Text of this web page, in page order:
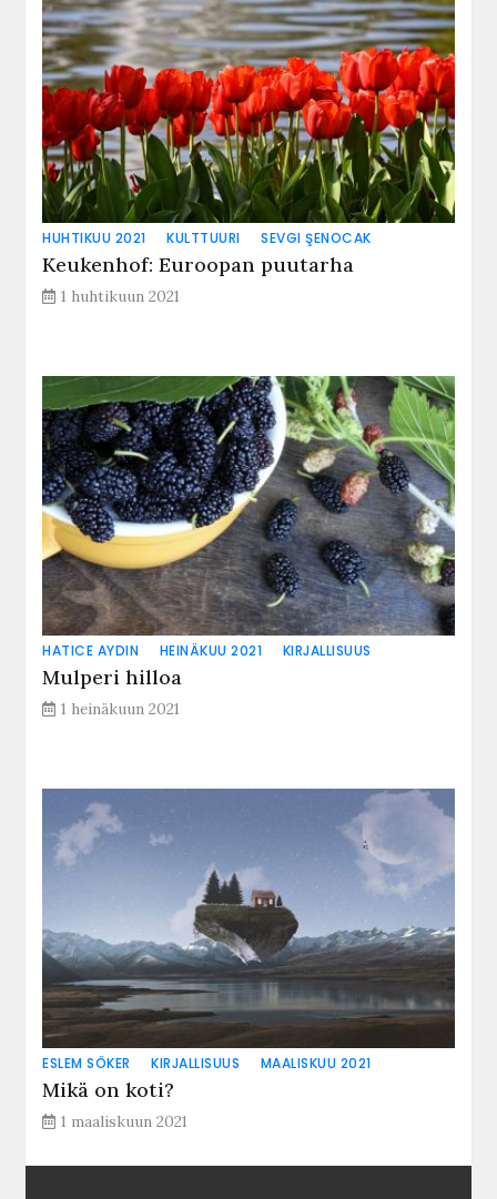
HUHTIKUU 2021 KULTTUURI SEVGI ŞENOCAK
Keukenhof: Euroopan puutarha
1 huhtikuun 2021
HATICE AYDIN HEINÄKUU 2021 KIRJALLISUUS
Mulperi hilloa
1 heinäkuun 2021
ESLEM SÖKER KIRJALLISUUS MAALISKUU 2021
Mikä on koti?
1 maaliskuun 2021